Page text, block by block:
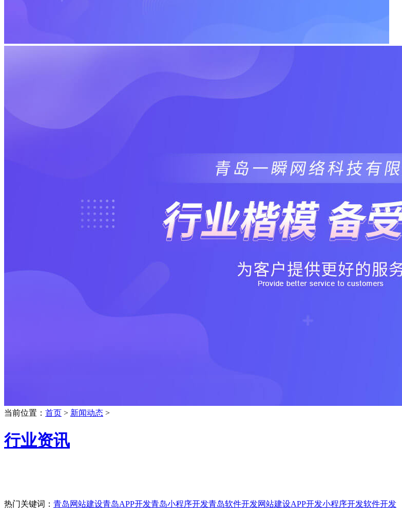
当前位置： 首页 > 新闻动态 >
行业资讯
热门关键词： 青岛网站建设青岛APP开发青岛小程序开发青岛软件开发网站建设APP开发小程序开发软件开发